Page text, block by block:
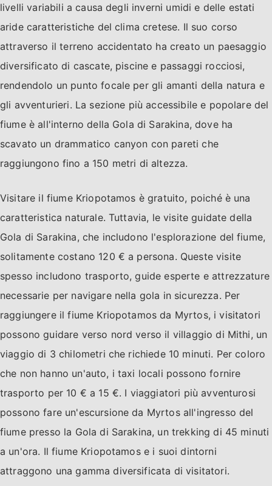
livelli variabili a causa degli inverni umidi e delle estati
aride caratteristiche del clima cretese. Il suo corso
attraverso il terreno accidentato ha creato un paesaggio
diversificato di cascate, piscine e passaggi rocciosi,
rendendolo un punto focale per gli amanti della natura e
gli avventurieri. La sezione più accessibile e popolare del
fiume è all'interno della Gola di Sarakina, dove ha
scavato un drammatico canyon con pareti che
raggiungono fino a 150 metri di altezza.
Visitare il fiume Kriopotamos è gratuito, poiché è una
caratteristica naturale. Tuttavia, le visite guidate della
Gola di Sarakina, che includono l'esplorazione del fiume,
solitamente costano 120 € a persona. Queste visite
spesso includono trasporto, guide esperte e attrezzature
necessarie per navigare nella gola in sicurezza. Per
raggiungere il fiume Kriopotamos da Myrtos, i visitatori
possono guidare verso nord verso il villaggio di Mithi, un
viaggio di 3 chilometri che richiede 10 minuti. Per coloro
che non hanno un'auto, i taxi locali possono fornire
trasporto per 10 € a 15 €. I viaggiatori più avventurosi
possono fare un'escursione da Myrtos all'ingresso del
fiume presso la Gola di Sarakina, un trekking di 45 minuti
a un'ora. Il fiume Kriopotamos e i suoi dintorni
attraggono una gamma diversificata di visitatori.